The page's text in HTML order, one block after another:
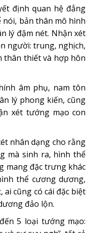
định quan hệ đẳng
nói, bản thân mô hình
lý đậm nét. Nhận xét
người: trung, nghịch,
thân thiết và hợp hôn
âm phụ, nam tôn
lý phong kiến, cũng
xét tướng mạo con
nhân dạng cho rằng
mà sinh ra, hình thể
mang đặc trưng khác
thể cương dương,
cũng có cái đặc biệt
đảo lộn.
5 loại tướng mạo: